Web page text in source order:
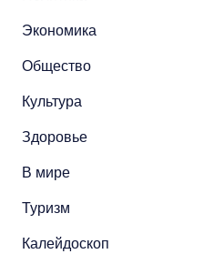
Экономика
Общество
Культура
Здоровье
В мире
Туризм
Калейдоскоп